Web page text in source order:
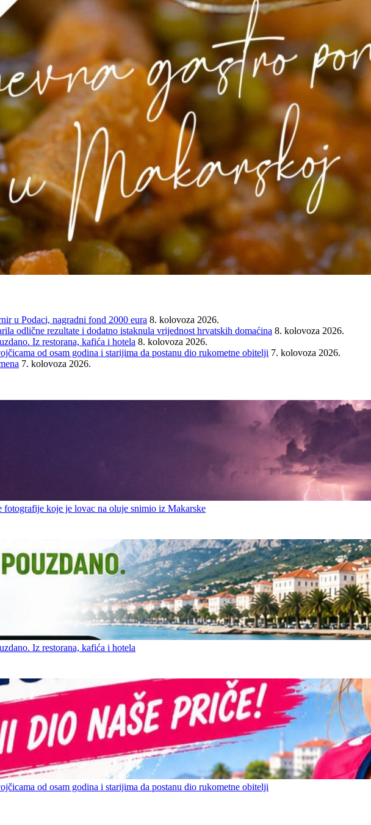
u Podaci, nagradni fond 2000 eura 8. kolovoza 2026.
odlične rezultate i dodatno istaknula vrijednost hrvatskih domaćina 8. kolovoza 2026.
Iz restorana, kafića i hotela 8. kolovoza 2026.
od osam godina i starijima da postanu dio rukometne obitelji 7. kolovoza 2026.
7. kolovoza 2026.
koje je lovac na oluje snimio iz Makarske
Iz restorana, kafića i hotela
od osam godina i starijima da postanu dio rukometne obitelji